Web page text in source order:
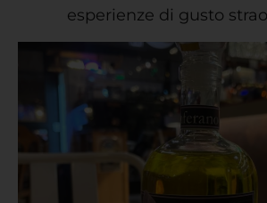
esperienze di gusto